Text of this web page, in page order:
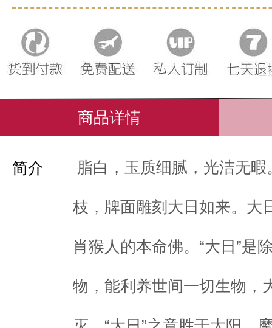
商品详情
简介 脂白，玉质细腻，光洁无
枝，牌面雕刻大日如来。大
肖猴人的本命佛。“大日”是
物，能利养世间一切生物，